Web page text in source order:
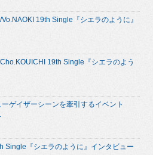
19th Single『シエラのように』
19th Single『シエラのよう
ゲイザーシーンを牽引するイベント
Single『シエラのように』インタビュー